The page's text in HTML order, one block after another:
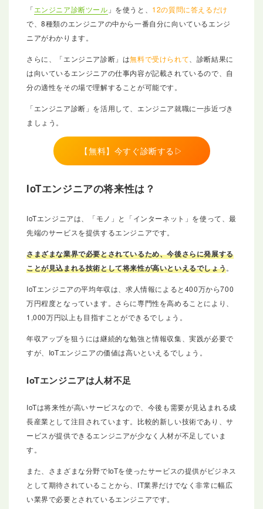
「エンジニア診断ツール 」を使うと、 12の質問に答えるだけ
で、8種類のエンジニアの中から一番自分に向いているエンジ
ニアがわかります。
さらに、「エンジニア診断」は無料で受けられて、診断結果に
は向いているエンジニアの仕事内容が記載されているので、自
分の適性をその場で理解することが可能です。
「エンジニア診断」を活用して、エンジニア就職に一歩近づき
ましょう。
【無料】今すぐ診断する▷
IoTエンジニアの将来性は？
IoTエンジニアは、「モノ」と「インターネット」を使って、最
先端のサービスを提供するエンジニアです。
さまざまな業界で必要とされているため、今後さらに発展する
ことが見込まれる技術として将来性が高いといえるでしょう。
IoTエンジニアの平均年収は、求人情報によると400万から700
万円程度となっています。さらに専門性を高めることにより、
1,000万円以上も目指すことができるでしょう。
年収アップを狙うには継続的な勉強と情報収集、実践が必要で
すが、IoTエンジニアの価値は高いといえるでしょう。
IoTエンジニアは人材不足
IoTは将来性が高いサービスなので、今後も需要が見込まれる成
長産業として注目されています。比較的新しい技術であり、サ
ービスが提供できるエンジニアが少なく人材が不足していま
す。
また、さまざまな分野でIoTを使ったサービスの提供がビジネス
として期待されていることから、IT業界だけでなく非常に幅広
い業界で必要とされているエンジニアです。